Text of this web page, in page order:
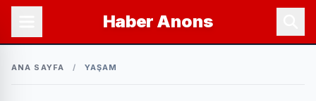
Haber Anons
ANA SAYFA / YAŞAM